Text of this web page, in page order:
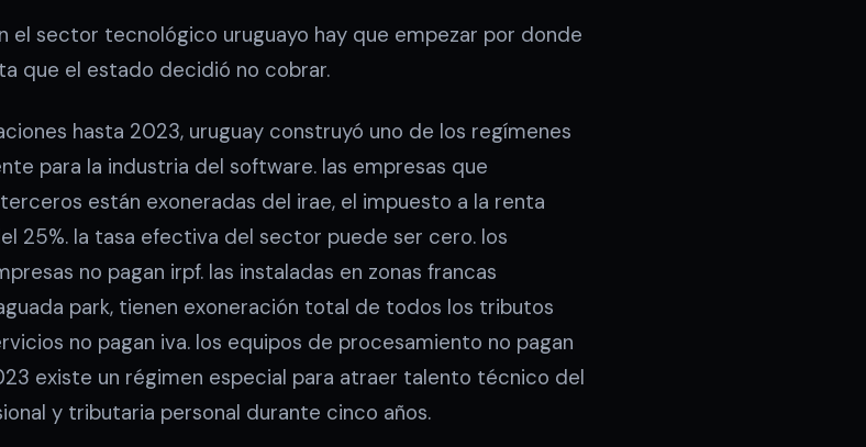
el sector tecnológico uruguayo hay que empezar por donde
que el estado decidió no cobrar.
hasta 2023, uruguay construyó uno de los regímenes
para la industria del software. las empresas que
están exoneradas del irae, el impuesto a la renta
25%. la tasa efectiva del sector puede ser cero. los
no pagan irpf. las instaladas en zonas francas
park, tienen exoneración total de todos los tributos
no pagan iva. los equipos de procesamiento no pagan
existe un régimen especial para atraer talento técnico del
y tributaria personal durante cinco años.